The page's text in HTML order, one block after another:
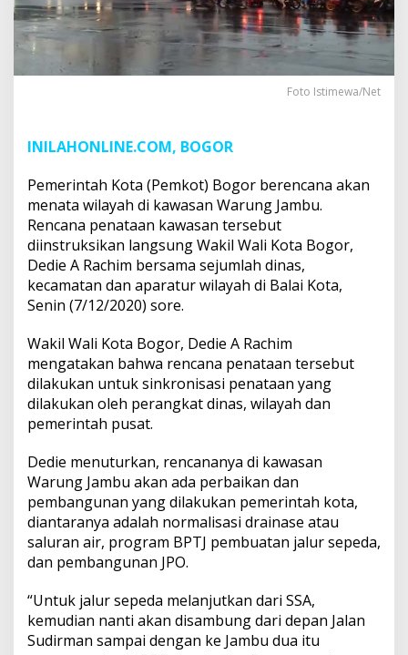
Foto Istimewa/Net
INILAHONLINE.COM, BOGOR
Pemerintah Kota (Pemkot) Bogor berencana akan
menata wilayah di kawasan Warung Jambu.
Rencana penataan kawasan tersebut
diinstruksikan langsung Wakil Wali Kota Bogor,
Dedie A Rachim bersama sejumlah dinas,
kecamatan dan aparatur wilayah di Balai Kota,
Senin (7/12/2020) sore.
Wakil Wali Kota Bogor, Dedie A Rachim
mengatakan bahwa rencana penataan tersebut
dilakukan untuk sinkronisasi penataan yang
dilakukan oleh perangkat dinas, wilayah dan
pemerintah pusat.
Dedie menuturkan, rencananya di kawasan
Warung Jambu akan ada perbaikan dan
pembangunan yang dilakukan pemerintah kota,
diantaranya adalah normalisasi drainase atau
saluran air, program BPTJ pembuatan jalur sepeda,
dan pembangunan JPO.
“Untuk jalur sepeda melanjutkan dari SSA,
kemudian nanti akan disambung dari depan Jalan
Sudirman sampai dengan ke Jambu dua itu